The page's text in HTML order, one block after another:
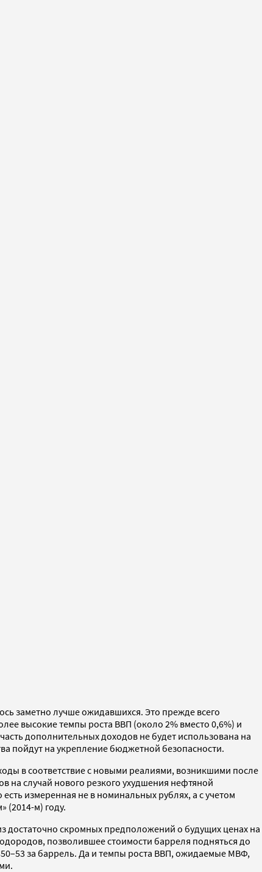
заметно лучше ожидавшихся. Это прежде всего
высокие темпы роста ВВП (около 2% вместо 0,6%) и
дополнительных доходов не будет использована на
пойдут на укрепление бюджетной безопасности.
в соответствие с новыми реалиями, возникшими после
на случай нового резкого ухудшения нефтяной
измеренная не в номинальных рублях, а с учетом
(2014-м) году.
достаточно скромных предположений о будущих ценах на
позволившее стоимости барреля подняться до
за баррель. Да и темпы роста ВВП, ожидаемые МВФ,